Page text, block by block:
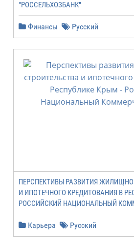
"РОССЕЛЬХОЗБАНК"
Финансы Русский
ПЕРСПЕКТИВЫ РАЗВИТИЯ
И ИПОТЕЧНОГО КРЕДИТОВАНИЯ В
РОССИЙСКИЙ НАЦИОНАЛЬНЫЙ
Карьера Русский